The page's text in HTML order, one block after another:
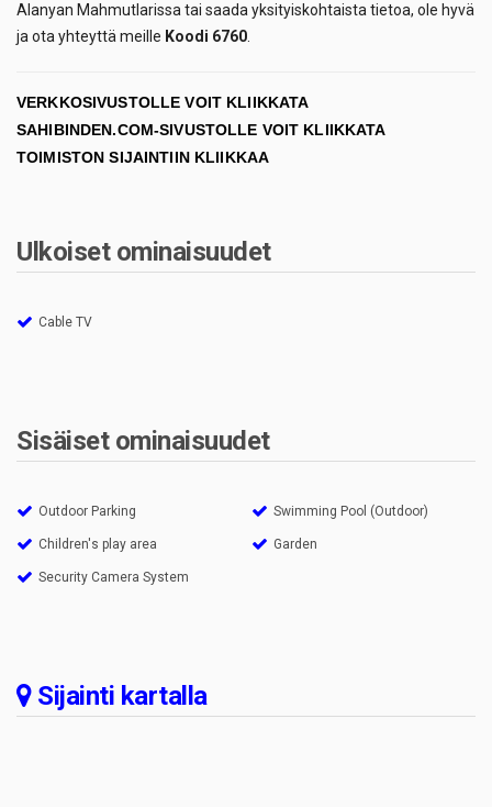
Alanyan Mahmutlarissa tai saada yksityiskohtaista tietoa, ole hyvä
ja ota yhteyttä meille Koodi 6760
VERKKOSIVUSTOLLE VOIT KLIIKKATA
SAHIBINDEN.COM-SIVUSTOLLE VOIT KLIIKKATA
TOIMISTON SIJAINTIIN KLIIKKAA
Ulkoiset ominaisuudet
Cable TV
Sisäiset ominaisuudet
Outdoor Parking Swimming Pool (Outdoor)
Children's play area Garden
Security Camera System
Sijainti kartalla